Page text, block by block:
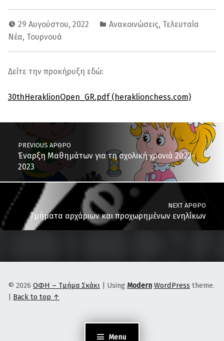
Menu
29 Αυγούστου, 2022 Ανακοινώσεις, Τελευταία
Νέα, Τουρνουά
Δείτε την προκήρυξη εδώ:
30thHeraklionOpen_GR.pdf (heraklionchess.com)
Post navigation
PREVIOUS ΆΡΘΡΟ
Έναρξη Μαθημάτων για τη σχολική χρονιά 2022-
2023
NEXT ΆΡΘΡΟ
Τμήματα αρχάριων και προχωρημένων ενηλίκων
© 2026 ΟΦΗ – Τμήμα Σκάκι Using Modern WordPress theme.
Back to top ↑